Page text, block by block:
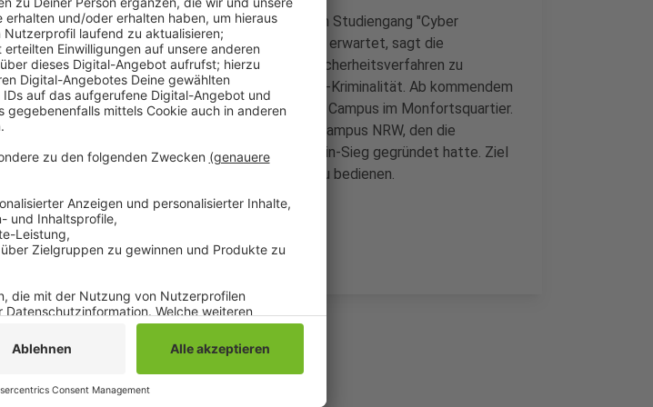
haben gestern an der Hochschule den neuen Studiengang "Cyber
begonnen. Und damit doppelt so viele wie erwartet, sagt die
neuen Studiengang lernen die Studierenden, IT-Sicherheitsverfahren zu
Schwerpunkt liegt auf der Bekämpfung von Cyber-Kriminalität. Ab kommendem
der neue Studiengang außerdem einen eigenen Campus im Monfortsquartier.
ist Teil des mit Landesmitteln geförderte Cyber Campus NRW, den die
zusammen mit der Hochschule Bonn-Rhein-Sieg gegründet hatte. Ziel
den steigenden Bedarf an IT-Fachkräften zu bedienen.